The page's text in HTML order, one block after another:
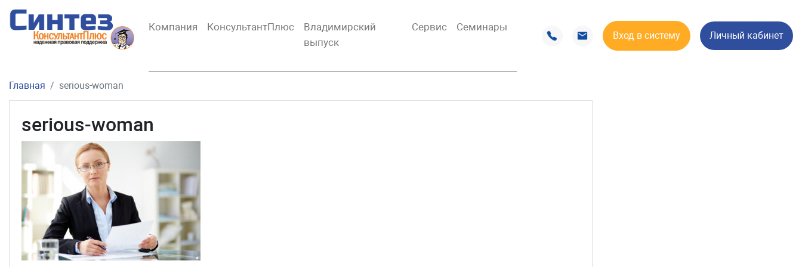
Компания КонсультантПлюс
Владимирский
выпуск
Сервис Семинары
Вход в систему Личный кабинет
Главная serious-woman
serious-woman